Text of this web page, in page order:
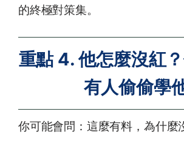
的終極對策集。
重點 4. 他怎麼沒紅
有人偷偷學
你可能會問：這麼有料，為什麼